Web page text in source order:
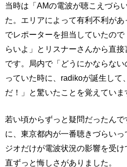
当時は「AMの電波が聴こえづら
た。エリアによって有利不利が
でレポーターを担当していたの
らいよ」とリスナーさんから直
です。局内で「どうにかならな
っていた時に、radikoが誕生して
だ！」と驚いたことを覚えていま
若い頃からずっと疑問だったん
に、東京都内が一番聴きづらい
ジオだけが電波状況の影響を受
直ずっと悔しさがありました。